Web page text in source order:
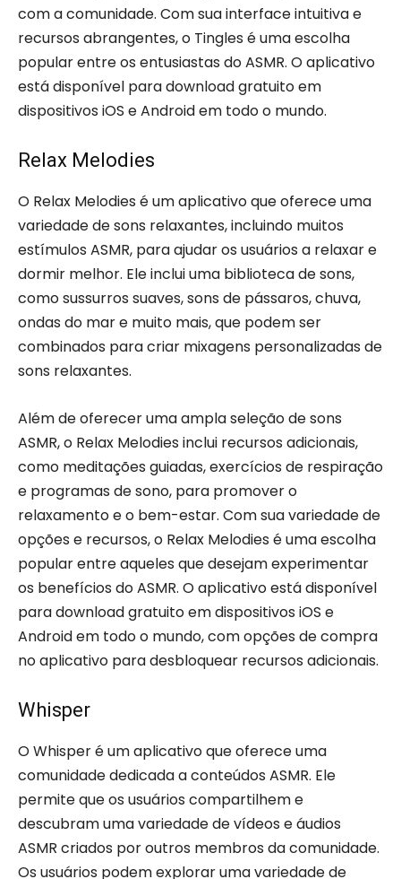
com a comunidade. Com sua interface intuitiva e
recursos abrangentes, o Tingles é uma escolha
popular entre os entusiastas do ASMR. O aplicativo
está disponível para download gratuito em
dispositivos iOS e Android em todo o mundo.
Relax Melodies
O Relax Melodies é um aplicativo que oferece uma
variedade de sons relaxantes, incluindo muitos
estímulos ASMR, para ajudar os usuários a relaxar e
dormir melhor. Ele inclui uma biblioteca de sons,
como sussurros suaves, sons de pássaros, chuva,
ondas do mar e muito mais, que podem ser
combinados para criar mixagens personalizadas de
sons relaxantes.
Além de oferecer uma ampla seleção de sons
ASMR, o Relax Melodies inclui recursos adicionais,
como meditações guiadas, exercícios de respiração
e programas de sono, para promover o
relaxamento e o bem-estar. Com sua variedade de
opções e recursos, o Relax Melodies é uma escolha
popular entre aqueles que desejam experimentar
os benefícios do ASMR. O aplicativo está disponível
para download gratuito em dispositivos iOS e
Android em todo o mundo, com opções de compra
no aplicativo para desbloquear recursos adicionais.
Whisper
O Whisper é um aplicativo que oferece uma
comunidade dedicada a conteúdos ASMR. Ele
permite que os usuários compartilhem e
descubram uma variedade de vídeos e áudios
ASMR criados por outros membros da comunidade.
Os usuários podem explorar uma variedade de